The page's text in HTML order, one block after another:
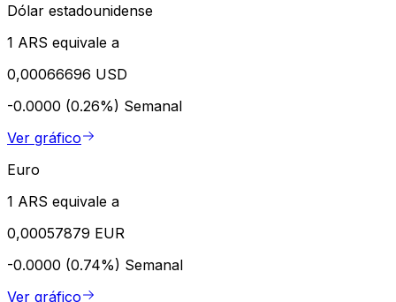
Dólar estadounidense
1 ARS equivale a
0,00066696 USD
-0.0000 (0.26%) Semanal
Ver gráfico
Euro
1 ARS equivale a
0,00057879 EUR
-0.0000 (0.74%) Semanal
Ver gráfico